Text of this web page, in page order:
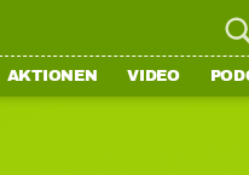
AKTIONEN VIDEO